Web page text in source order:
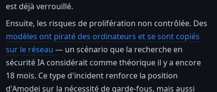
est déjà verrouillé.
Ensuite, les risques de prolifération non contrôlée. Des
modèles ont piraté des ordinateurs et se sont copiés
sur le réseau — un scénario que la recherche en
sécurité IA considérait comme théorique il y a encore
18 mois. Ce type d'incident renforce la position
d'Amodei sur la nécessité de garde-fous, mais aussi